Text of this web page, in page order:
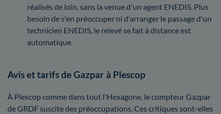
réalisés de loin, sans la venue d'un agent ENEDIS. Plus
besoin de s'en préoccuper ni d'arranger le passage d'un
technicien ENEDIS, le relevé se fait à distance est
automatique.
Avis et tarifs de Gazpar à Plescop
À Plescop comme dans tout l'Hexagone, le compteur Gazpar
de GRDF suscite des préoccupations. Ces critiques sont-elles